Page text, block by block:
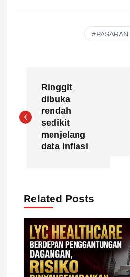
PASARAN
s
a
v
Ringgit
dibuka
rendah
sedikit
menjelang
data inflasi
Related Posts